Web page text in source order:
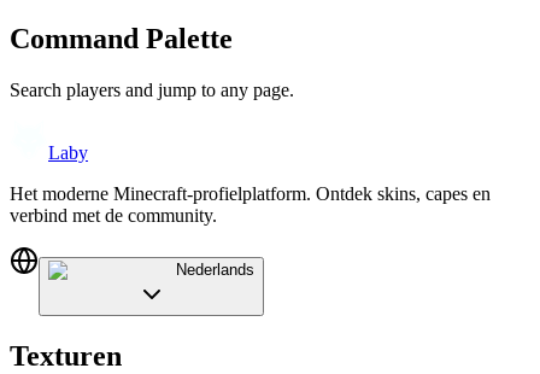
Command Palette
Search players and jump to any page.
Laby
Het moderne Minecraft-profielplatform. Ontdek skins, capes en
verbind met de community.
Nederlands
Texturen